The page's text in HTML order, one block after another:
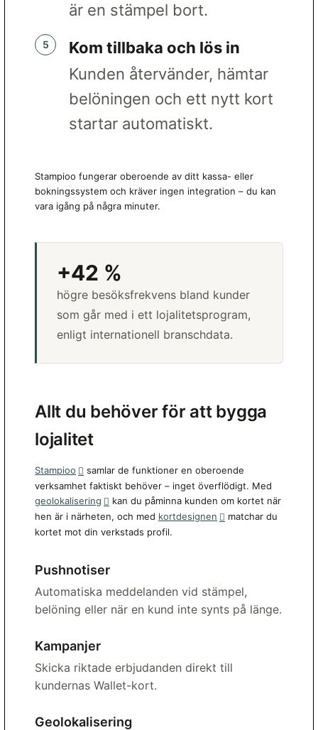
är en stämpel bort.
Kom tillbaka och lös in
Kunden återvänder, hämtar
belöningen och ett nytt kort
startar automatiskt.
Stampioo fungerar oberoende av ditt kassa- eller
bokningssystem och kräver ingen integration – du kan
vara igång på några minuter.
+42 %
högre besöksfrekvens bland kunder
som går med i ett lojalitetsprogram,
enligt internationell branschdata.
Allt du behöver för att bygga
lojalitet
Stampioo
samlar de funktioner en oberoende
verksamhet faktiskt behöver – inget överflödigt. Med
geolokalisering
kan du påminna kunden om kortet när
hen är i närheten, och med kortdesignen
matchar du
kortet mot din verkstads profil.
Pushnotiser
Automatiska meddelanden vid stämpel,
belöning eller när en kund inte synts på länge.
Kampanjer
Skicka riktade erbjudanden direkt till
kundernas Wallet-kort.
Geolokalisering